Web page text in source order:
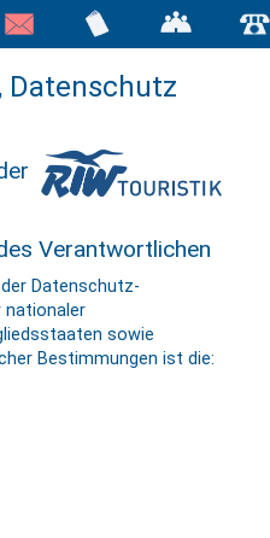
Datenschutz
Verantwortlichen
Datenschutz-
nationaler
sowie
Bestimmungen ist die: